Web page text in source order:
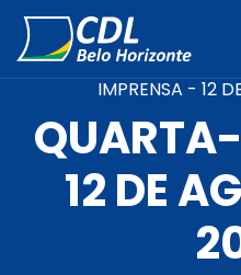
IMPRENSA - 12
12 DE